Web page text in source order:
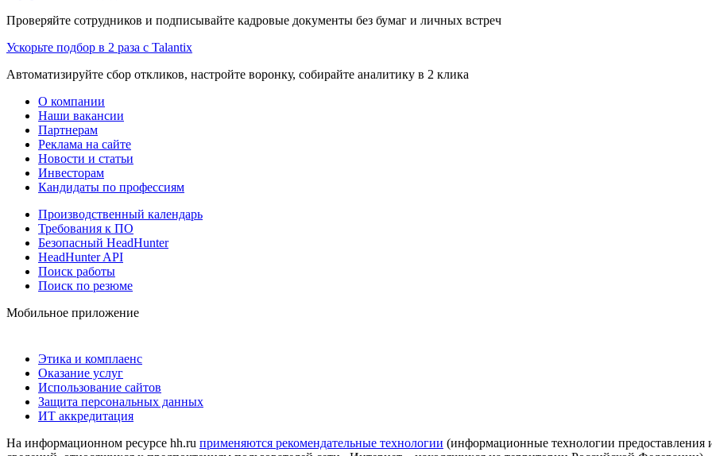
Проверяйте сотрудников и подписывайте кадровые документы без бумаг и личных встреч
Ускорьте подбор в 2 раза с Talantix
Автоматизируйте сбор откликов, настройте воронку, собирайте аналитику в 2 клика
О компании
Наши вакансии
Партнерам
Реклама на сайте
Новости и статьи
Инвесторам
Кандидаты по профессиям
Производственный календарь
Требования к ПО
Безопасный HeadHunter
HeadHunter API
Поиск работы
Поиск по резюме
Мобильное приложение
Этика и комплаенс
Оказание услуг
Использование сайтов
Защита персональных данных
ИТ аккредитация
На информационном ресурсе hh.ru применяются рекомендательные технологии (информационные технологии предоставления